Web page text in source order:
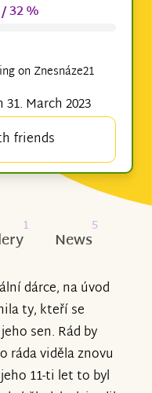
/ 32 %
on Znesnáze21
March 2023
friends
1
News
5
dárce, na úvod
ty, kteří se
sen. Rád by
ráda viděla znovu
11-ti let to byl